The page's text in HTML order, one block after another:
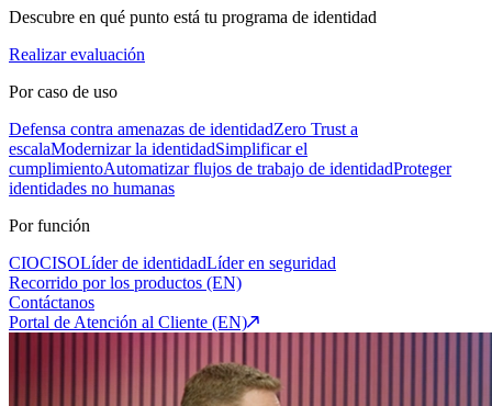
Descubre en qué punto está tu programa de identidad
Realizar evaluación
Por caso de uso
Defensa contra amenazas de identidadZero Trust a
escalaModernizar la identidadSimplificar el
cumplimientoAutomatizar flujos de trabajo de identidadProteger
identidades no humanas
Por función
CIOCISOLíder de identidadLíder en seguridad
Recorrido por los productos (EN)
Contáctanos
Portal de Atención al Cliente (EN)